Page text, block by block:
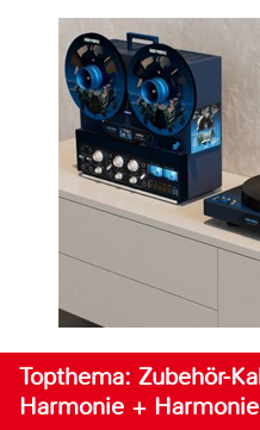
Topthema: Zubehör-
Harmonie +